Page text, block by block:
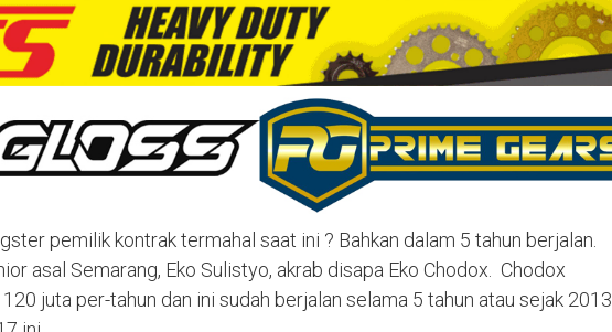
pemilik kontrak termahal saat ini ? Bahkan dalam 5 tahun berjalan.
asal Semarang, Eko Sulistyo, akrab disapa Eko Chodox. Chodox
juta per-tahun dan ini sudah berjalan selama 5 tahun atau sejak 2013